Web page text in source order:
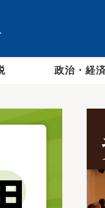
政治・経済